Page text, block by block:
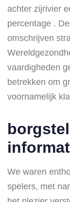
achter zijrivier
percentage .
omschrijven
vaardigheden
betrekken om
voornamelijk
We waren
spelers, met